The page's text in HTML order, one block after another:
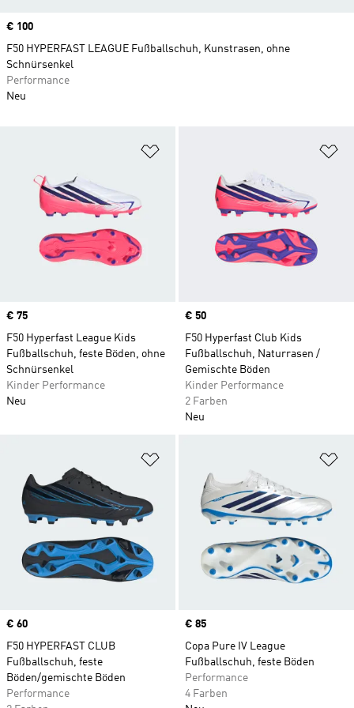
Price
€ 75
F50 Hyperfast League Kids
Fußballschuh, feste Böden, ohne
Schnürsenkel
Kinder Performance
Neu
Price
€ 50
F50 Hyperfast Club Kids
Fußballschuh, Naturrasen /
Gemischte Böden
Kinder Performance
2 Farben
Neu
Price
€ 60
F50 HYPERFAST CLUB
Fußballschuh, feste
Böden/gemischte Böden
Performance
Price
€ 85
Copa Pure IV League
Fußballschuh, feste Böden
Performance
4 Farben
Price
€ 100
F50 HYPERFAST LEAGUE Fußballschuh, Kunstrasen, ohne
Schnürsenkel
Performance
Neu